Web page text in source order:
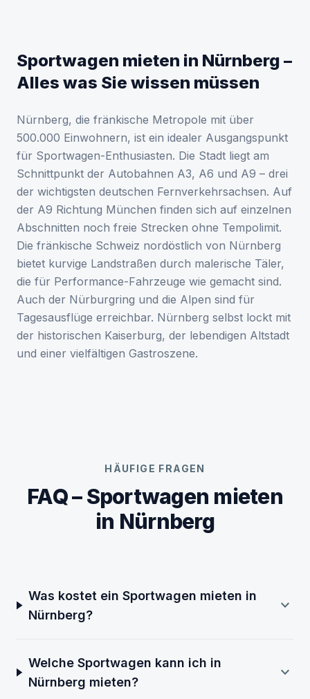
Sportwagen mieten in Nürnberg –
Alles was Sie wissen müssen
Nürnberg, die fränkische Metropole mit über
500.000 Einwohnern, ist ein idealer Ausgangspunkt
für Sportwagen-Enthusiasten. Die Stadt liegt am
Schnittpunkt der Autobahnen A3, A6 und A9 – drei
der wichtigsten deutschen Fernverkehrsachsen. Auf
der A9 Richtung München finden sich auf einzelnen
Abschnitten noch freie Strecken ohne Tempolimit.
Die fränkische Schweiz nordöstlich von Nürnberg
bietet kurvige Landstraßen durch malerische Täler,
die für Performance-Fahrzeuge wie gemacht sind.
Auch der Nürburgring und die Alpen sind für
Tagesausflüge erreichbar. Nürnberg selbst lockt mit
der historischen Kaiserburg, der lebendigen Altstadt
und einer vielfältigen Gastroszene.
HÄUFIGE FRAGEN
FAQ – Sportwagen mieten
in Nürnberg
Was kostet ein Sportwagen mieten in
Nürnberg?
expand_more
Welche Sportwagen kann ich in
Nürnberg mieten?
expand_more